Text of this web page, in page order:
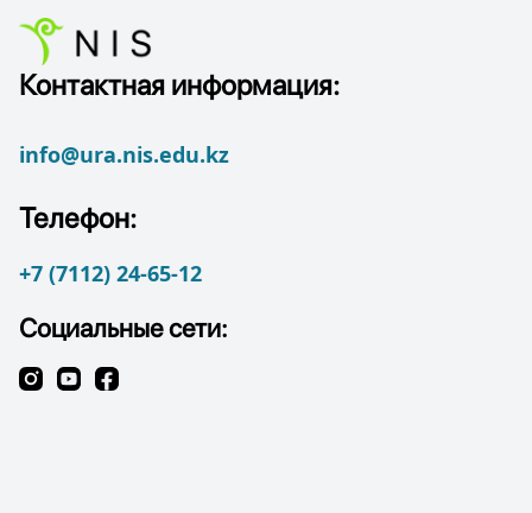
Контактная информация:
info@ura.nis.edu.kz
Телефон:
+7 (7112) 24-65-12
Социальные сети: